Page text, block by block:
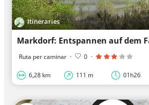
Itineraries
Markdorf: Entspannen auf dem
Ruta per caminar · 0 ·
6,28 km 111 m 01h26